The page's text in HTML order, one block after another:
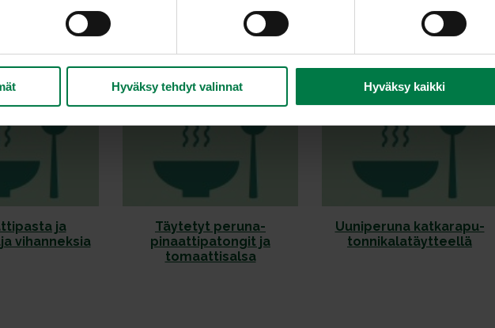
Hyväksy tehdyt valinnat Hyväksy kaikki
peruna-
Parsakaalia wokaten
Peruna-kukkakaalimureke
ja pinaatti-sitruskastike
ja
vihanneksia
Täytetyt peruna-
pinaattipatongit ja
tomaattisalsa
Uuniperuna katkarapu-
tonnikalatäytteellä